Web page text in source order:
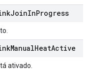
JoinInProgress
ManualHeatActive
ativado.